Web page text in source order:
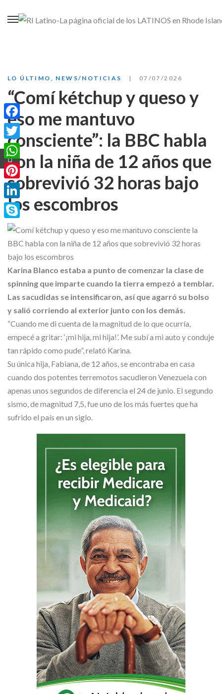
LO ÚLTIMO NEWS/NOTICIAS 07/07/2026
“Comí kétchup y queso y
eso me mantuvo
consciente”: la BBC habla
con la niña de 12 años que
sobrevivió 32 horas bajo
los escombros
Karina Blanco estaba a punto de comenzar la clase de
spinning que imparte cuando la tierra empezó a temblar.
Las sacudidas se intensificaron, así que agarró su bolso
y salió corriendo al exterior junto con los demás.
“Cuando me di cuenta de la magnitud de lo que ocurría,
empecé a gritar: ‘¡mi hija, mi hija!’. Me subí a mi auto y conduje
tan rápido como pude”, relató Karina.
Su única hija, Fabiana, de 12 años, se encontraba en casa
cuando dos potentes terremotos sacudieron Venezuela con
apenas unos segundos de diferencia el 24 de junio. El segundo
sismo, de magnitud 7,5, fue uno de los más fuertes que ha
sufrido el país en un siglo.
Facebook
Twitter
WhatsApp
Pinterest
LinkedIn
Skype